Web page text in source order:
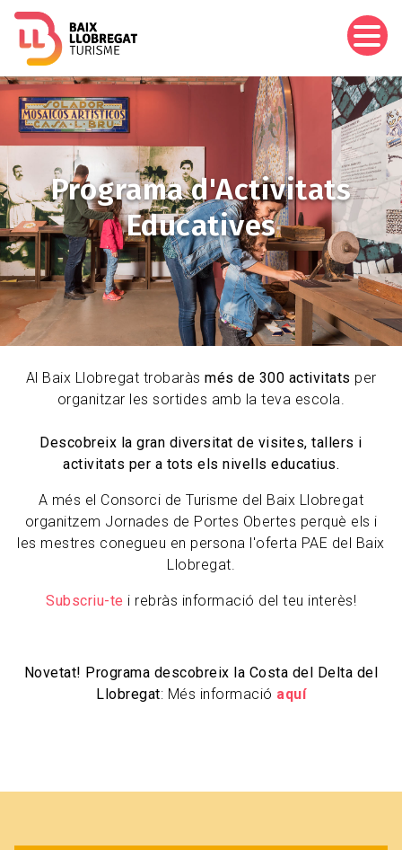
Imagen
Programa d'Activitats
Educatives
Al Baix Llobregat trobaràs més de 300 activitats per
organitzar les sortides amb la teva escola.
Descobreix la gran diversitat de visites, tallers i
activitats per a tots els nivells educatius.
A més el Consorci de Turisme del Baix Llobregat
organitzem Jornades de Portes Obertes perquè els i
les mestres conegueu en persona l'oferta PAE del Baix
Llobregat.
Subscriu-te i rebràs informació del teu interès!
Novetat! Programa descobreix la Costa del Delta del
Llobregat: Més informació aquí